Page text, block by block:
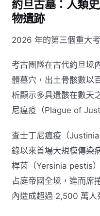
約旦古墓：人類
物遺跡
2026 年的第三個重大
考古團隊在古代約旦境
體墓穴，出土骨骸數以
析顯示多具遺骸在數天
尼瘟疫（Plague of
查士丁尼瘟疫（
錄以來首場大規模傳染
桿菌（Yersinia pestis
占庭帝國全境，進而席
內造成超過 2,500 萬人